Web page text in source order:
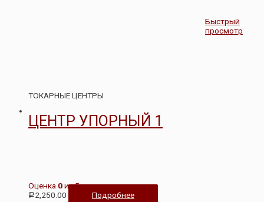
Быстрый
просмотр
ТОКАРНЫЕ ЦЕНТРЫ
ЦЕНТР УПОРНЫЙ 1
Оценка 0из 5
Р 2,250.00 Подробнее